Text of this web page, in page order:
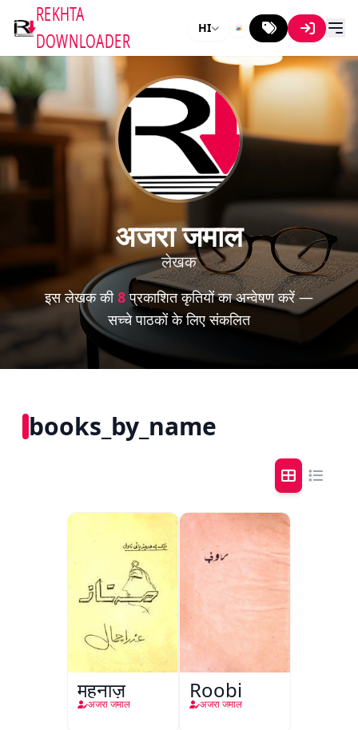
REKHTA
DOWNLOADER
HI
अजरा जमाल
लेखक
इस लेखक की8प्रकाशित कृतियों का अन्वेषण करें —
सच्चे पाठकों के लिए संकलित
books_by_name
महनाज़
अजरा जमाल
Roobi
अजरा जमाल